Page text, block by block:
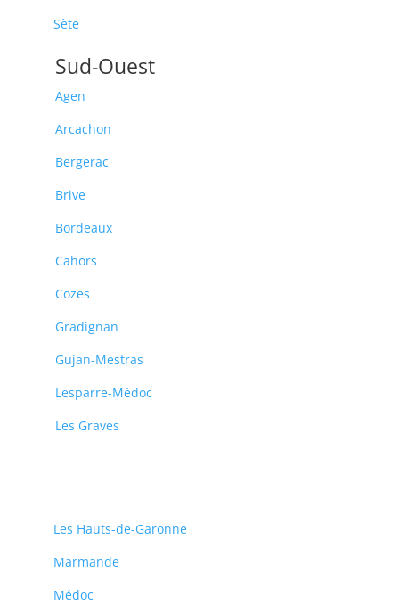
Sète
Sud-Ouest
Agen
Arcachon
Bergerac
Brive
Bordeaux
Cahors
Cozes
Gradignan
Gujan-Mestras
Lesparre-Médoc
Les Graves
Les Hauts-de-Garonne
Marmande
Médoc